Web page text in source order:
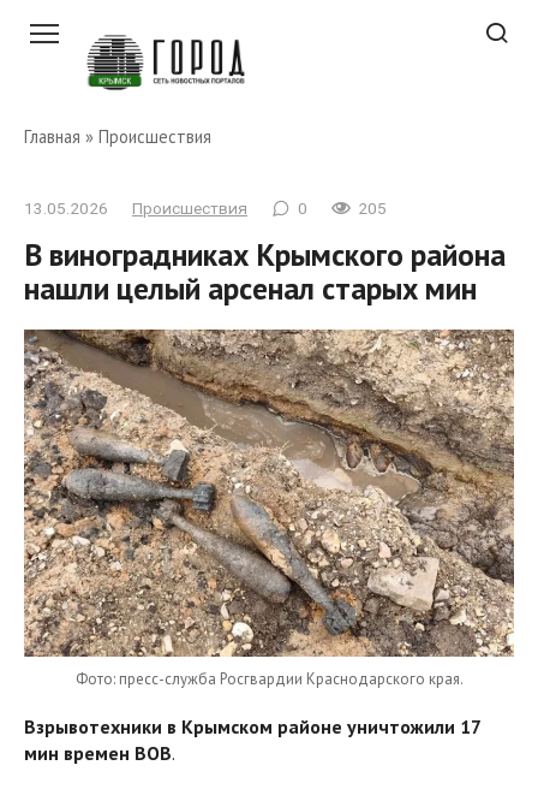
Главная » Происшествия
13.05.2026 Происшествия 0 205
В виноградниках Крымского района
нашли целый арсенал старых мин
Фото: пресс-служба Росгвардии Краснодарского края.
Взрывотехники в Крымском районе уничтожили 17
мин времен ВОВ.